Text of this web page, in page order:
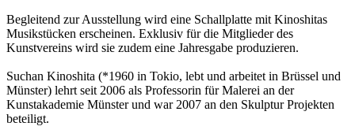
Begleitend zur Ausstellung wird eine Schallplatte mit Kinoshitas
Musikstücken erscheinen. Exklusiv für die Mitglieder des
Kunstvereins wird sie zudem eine Jahresgabe produzieren.
Suchan Kinoshita (*1960 in Tokio, lebt und arbeitet in Brüssel und
Münster) lehrt seit 2006 als Professorin für Malerei an der
Kunstakademie Münster und war 2007 an den Skulptur Projekten
beteiligt.